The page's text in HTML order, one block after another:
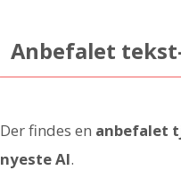
Anbefalet
Der findes en anbefalet
nyeste AI.